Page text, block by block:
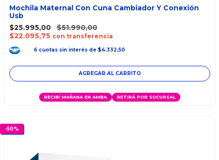
Mochila Maternal Con Cuna Cambiador Y Conexión
Usb
$25.995,00
$51.990,00
$22.095,75 con transferencia
6 cuotas sin interés de $4.332,50
AGREGAR AL CARRITO
RECIBÍ MAÑANA EN AMBA RETIRÁ POR SUCURSAL
-50%